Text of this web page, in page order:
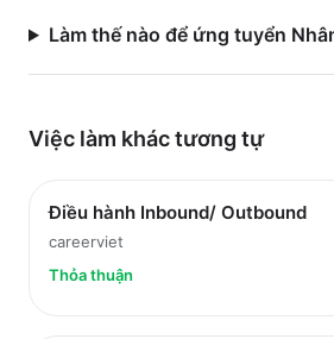
Làm thế nào để ứng tuyển
Việc làm kháctương tự
Điều hành Inbound/ Outbound
careerviet
Thỏa thuận